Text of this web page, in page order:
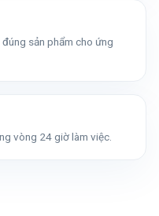
sản phẩm cho ứng
vòng 24 giờ làm việc.